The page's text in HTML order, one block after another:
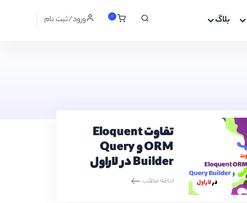
بلاگ 0 ورود/ثبت نام
تفاوت Eloquent
ORM و Query
Builder در لاراول
ادامه مطلب